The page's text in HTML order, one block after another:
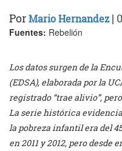
PorMario Hernandez|
Fuentes: Rebelión
Los datos surgen de la
(EDSA), elaborada por la
registrado “trae alivio”,
La serie histórica
la pobreza infantil era del
en 2011 y 2012, pero